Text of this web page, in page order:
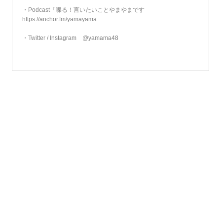
・Podcast「喋る！言いたいことやまやまです
https://anchor.fm/yamayama
・Twitter / Instagram @yamama48